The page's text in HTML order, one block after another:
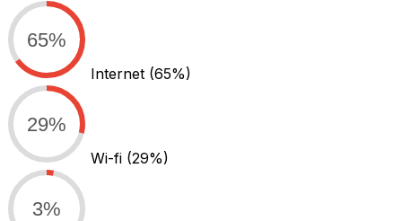
65%
Internet (65%)
29%
Wi-fi (29%)
3%